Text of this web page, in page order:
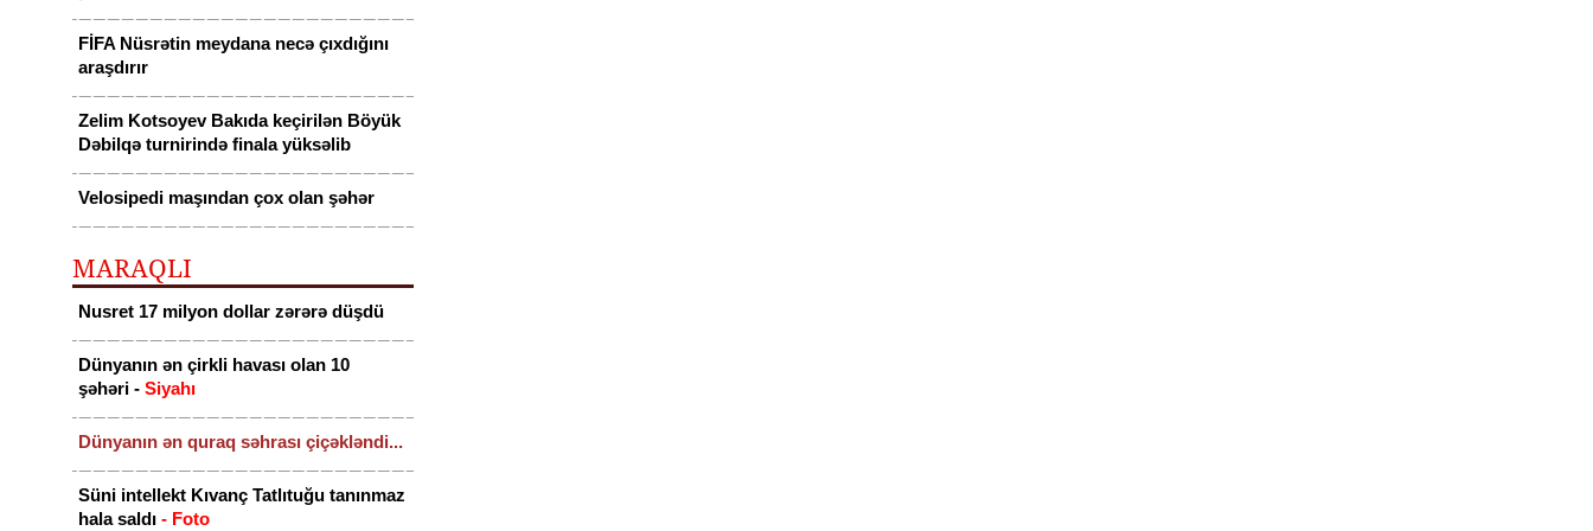
FİFA Nüsrətin meydana necə çıxdığını
araşdırır
Zelim Kotsoyev Bakıda keçirilən Böyük
Dəbilqə turnirində finala yüksəlib
Velosipedi maşından çox olan şəhər
MARAQLI
Nusret 17 milyon dollar zərərə düşdü
Dünyanın ən çirkli havası olan 10
şəhəri - Siyahı
Dünyanın ən quraq səhrası çiçəkləndi...
Süni intellekt Kıvanç Tatlıtuğu tanınmaz
hala saldı - Foto